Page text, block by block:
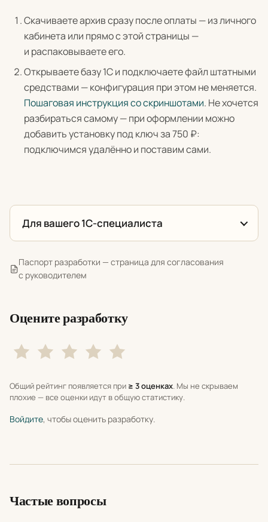
Скачиваете архив сразу после оплаты — из личного
кабинета или прямо с этой страницы —
и распаковываете его.
Открываете базу 1С и подключаете файл штатными
средствами — конфигурация при этом не меняется.
Пошаговая инструкция со скриншотами. Не хочется
разбираться самому — при оформлении можно
добавить установку под ключ за 750 ₽:
подключимся удалённо и поставим сами.
Для вашего 1С-специалиста
Паспорт разработки — страница для согласования
с руководителем
Оцените разработку
Общий рейтинг появляется при ≥ 3 оценках. Мы не скрываем
плохие — все оценки идут в общую статистику.
Войдите, чтобы оценить разработку.
Частые вопросы